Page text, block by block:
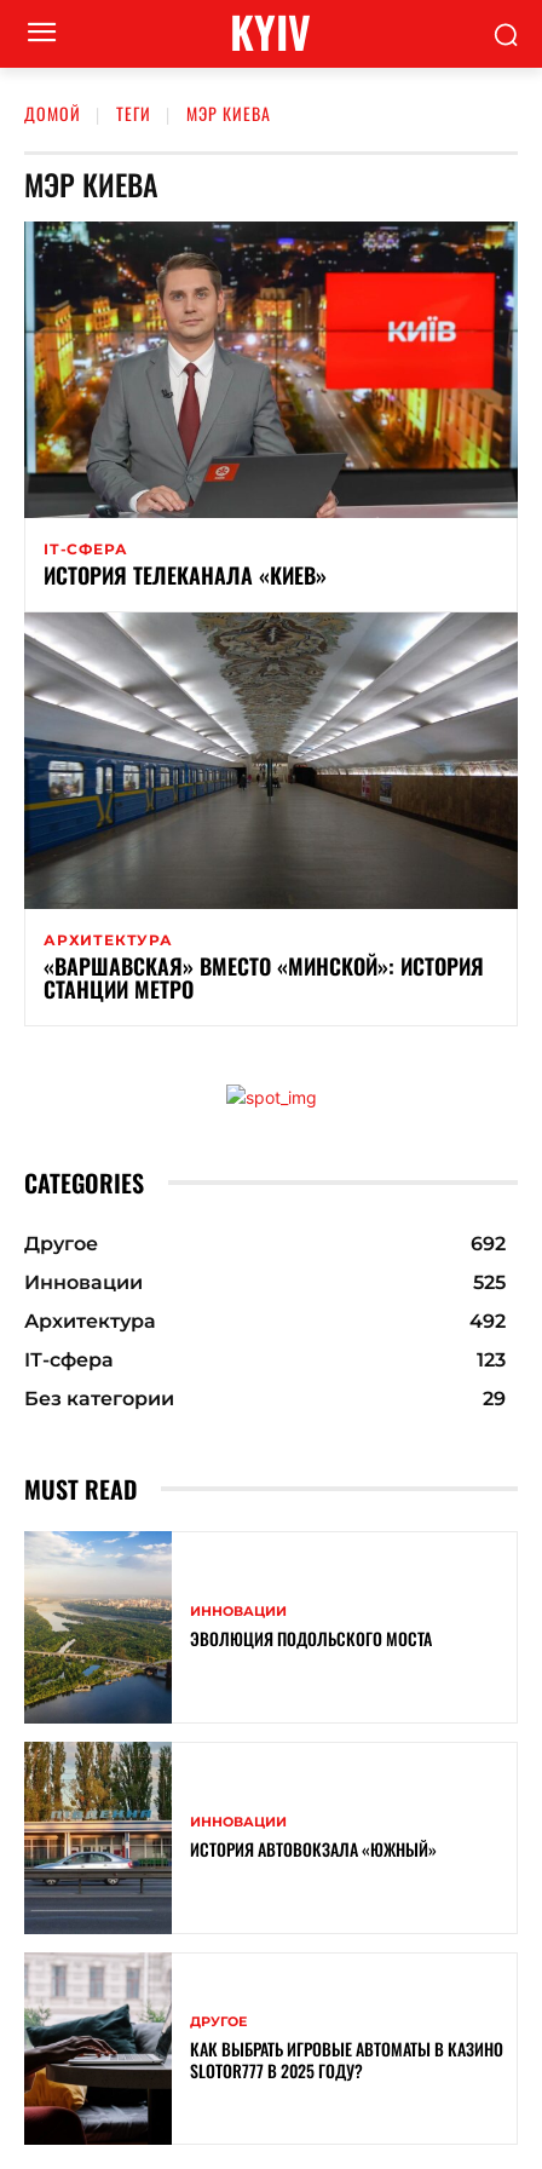
KYIV
ДОМОЙ ТЕГИ МЭР КИЕВА
МЭР КИЕВА
ІТ-СФЕРА
ИСТОРИЯ ТЕЛЕКАНАЛА «КИЕВ»
АРХИТЕКТУРА
«ВАРШАВСКАЯ» ВМЕСТО «МИНСКОЙ»: ИСТОРИЯ
СТАНЦИИ МЕТРО
CATEGORIES
Другое
692
Инновации
525
Архитектура
492
ІТ-сфера
123
Без категории
29
MUST READ
ИННОВАЦИИ
ЭВОЛЮЦИЯ ПОДОЛЬСКОГО МОСТА
ИННОВАЦИИ
ИСТОРИЯ АВТОВОКЗАЛА «ЮЖНЫЙ»
ДРУГОЕ
КАК ВЫБРАТЬ ИГРОВЫЕ АВТОМАТЫ В КАЗИНО
SLOTOR777 В 2025 ГОДУ?